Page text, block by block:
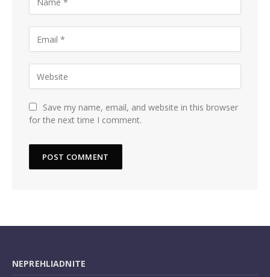
Save my name, email, and website in this browser
for the next time I comment.
NEPREHLIADNITE